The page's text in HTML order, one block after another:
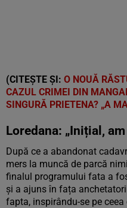
(CITEȘTE ȘI: O NOUĂ
CAZUL CRIMEI DIN
SINGURĂ PRIETENA? „A
Loredana: „Inițial,
După ce a abandonat
mers la muncă de parcă
finalul programului fata a
și a ajuns în fața
fapta, inspirându-se pe